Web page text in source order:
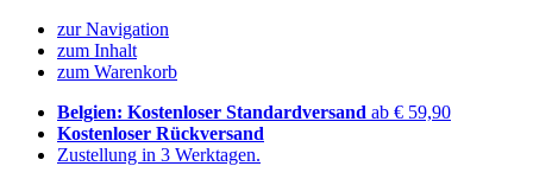
zur Navigation
zum Inhalt
zum Warenkorb
Belgien: Kostenloser Standardversand ab € 59,90
Kostenloser Rückversand
Zustellung in 3 Werktagen.